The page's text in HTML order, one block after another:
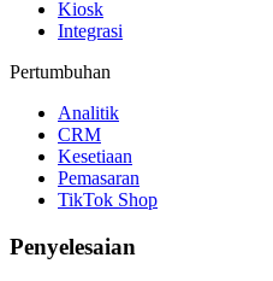
Kiosk
Integrasi
Pertumbuhan
Analitik
CRM
Kesetiaan
Pemasaran
TikTok Shop
Penyelesaian